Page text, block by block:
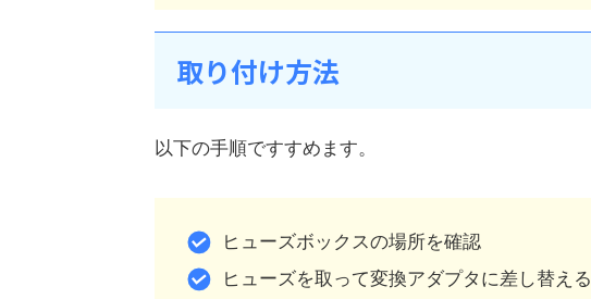
取り付け方法
以下の手順ですすめます。
ヒューズボックスの場所を確認
ヒューズを取って変換アダプタに差し替える